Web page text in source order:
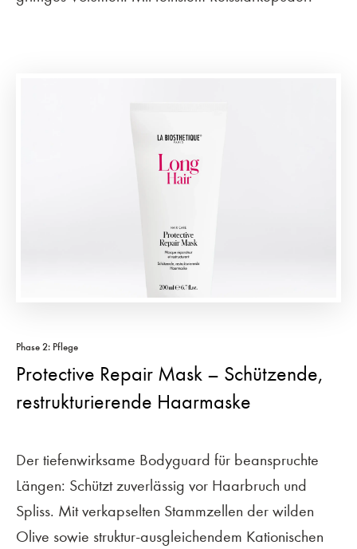
Phase 2: Pflege
Protective Repair Mask – Schützende,
restrukturierende Haarmaske
Der tiefenwirksame Bodyguard für beanspruchte
Längen: Schützt zuverlässig vor Haarbruch und
Spliss. Mit verkapselten Stammzellen der wilden
Olive sowie struktur-ausgleichendem Kationischen